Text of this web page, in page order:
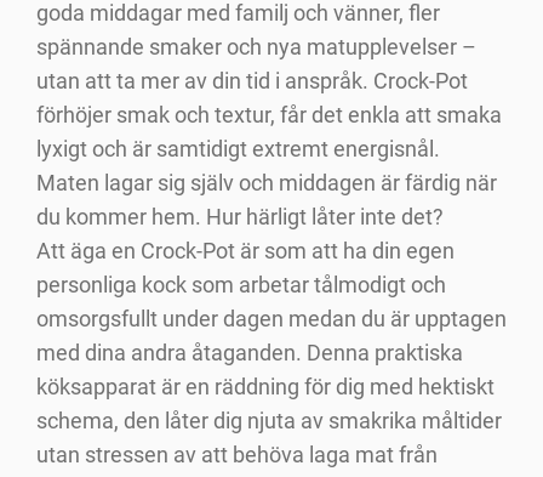
goda middagar med familj och vänner, fler
spännande smaker och nya matupplevelser –
utan att ta mer av din tid i anspråk. Crock-Pot
förhöjer smak och textur, får det enkla att smaka
lyxigt och är samtidigt extremt energisnål.
Maten lagar sig själv och middagen är färdig när
du kommer hem. Hur härligt låter inte det?
Att äga en Crock-Pot är som att ha din egen
personliga kock som arbetar tålmodigt och
omsorgsfullt under dagen medan du är upptagen
med dina andra åtaganden. Denna praktiska
köksapparat är en räddning för dig med hektiskt
schema, den låter dig njuta av smakrika måltider
utan stressen av att behöva laga mat från